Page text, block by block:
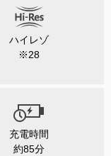
ハイレゾ
※28
充電時間
約85分